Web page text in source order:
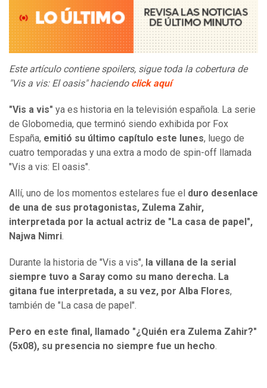
Este artículo contiene spoilers, sigue toda la cobertura de
"Vis a vis: El oasis" haciendo click aquí
"Vis a vis" ya es historia en la televisión española. La serie
de Globomedia, que terminó siendo exhibida por Fox
España, emitió su último capítulo este lunes, luego de
cuatro temporadas y una extra a modo de spin-off llamada
"Vis a vis: El oasis".
Allí, uno de los momentos estelares fue el duro desenlace
de una de sus protagonistas, Zulema Zahir,
interpretada por la actual actriz de "La casa de papel",
Najwa Nimri.
Durante la historia de "Vis a vis", la villana de la serial
siempre tuvo a Saray como su mano derecha. La
gitana fue interpretada, a su vez, por Alba Flores,
también de "La casa de papel".
Pero en este final, llamado "¿Quién era Zulema Zahir?"
(5x08), su presencia no siempre fue un hecho.